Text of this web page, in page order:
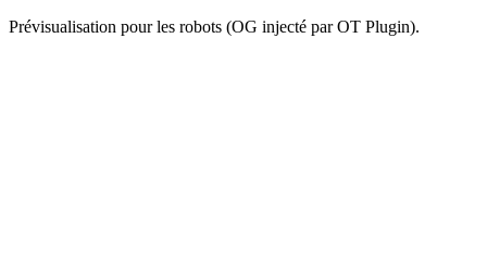
Prévisualisation pour les robots (OG injecté par OT Plugin).